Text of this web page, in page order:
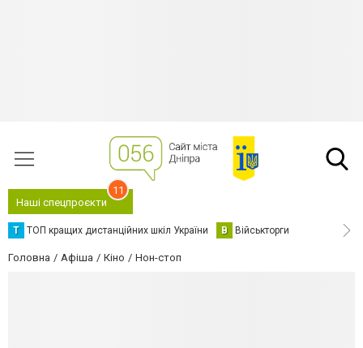
Наші спецпроєкти
11
Т ТОП кращих дистанційних шкіл України В Військторги
Головна Афіша Кіно Нон-стоп